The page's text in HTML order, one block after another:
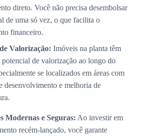
direto. Você não precisa desembolsar
de uma só vez, o que facilita o
financeiro.
Valorização: Imóveis na planta têm
potencial de valorização ao longo do
se localizados em áreas com
desenvolvimento e melhoria de
Modernas e Seguras: Ao investir em
recém-lançado, você garante